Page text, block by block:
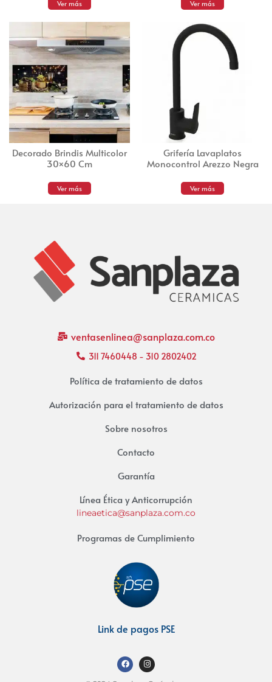
Ver más Ver más
Decorado Brindis Multicolor
30×60 Cm
Ver más
Grifería Lavaplatos
Monocontrol Arezzo Negra
Ver más
ventasenlinea@sanplaza.com.co
311 7460448 - 310 2802402
Política de tratamiento de datos
Autorización para el tratamiento de datos
Sobre nosotros
Contacto
Garantía
Línea Ética y Anticorrupción
lineaetica@sanplaza.com.co
Programas de Cumplimiento
Link de pagos PSE